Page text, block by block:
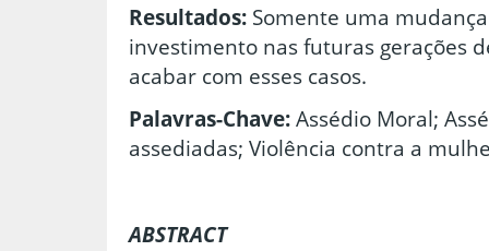
Resultados: Somente uma
investimento nas futuras gerações
acabar com esses casos.
Palavras-Chave:Assédio Moral;
assediadas; Violência contra a
ABSTRACT